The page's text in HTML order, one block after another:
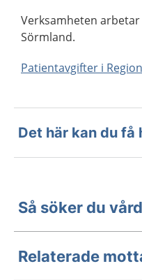
Verksamheten
Sörmland.
Patientavgifter i
Det här kan du få
Så söker du
Relaterade